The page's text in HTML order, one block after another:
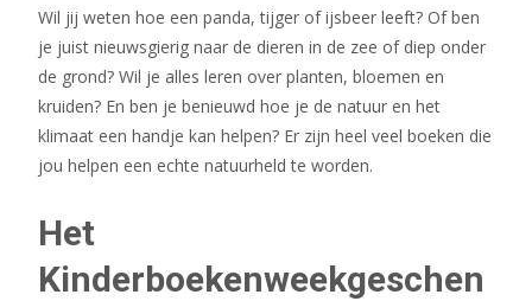
Wil jij weten hoe een panda, tijger of ijsbeer leeft? Of ben
je juist nieuwsgierig naar de dieren in de zee of diep onder
de grond? Wil je alles leren over planten, bloemen en
kruiden? En ben je benieuwd hoe je de natuur en het
klimaat een handje kan helpen? Er zijn heel veel boeken die
jou helpen een echte natuurheld te worden.
Het
Kinderboekenweekgeschen